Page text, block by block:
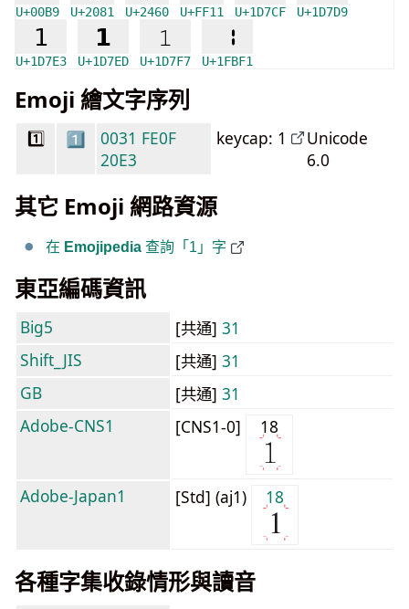
U+00B9 U+2081 U+2460 U+FF11 U+1D7CF U+1D7D9
𝟣
U+1D7E3
𝟭
U+1D7ED
𝟷
U+1D7F7
🯱
U+1FBF1
Emoji 繪文字序列
1️⃣ 0031 FE0F
20E3
keycap: 1
Unicode
6.0
其它 Emoji 網路資源
在 Emojipedia 查詢「1」字
東亞編碼資訊
Big5 [共通] 31
Shift_JIS
[共通] 31
GB
[共通] 31
Adobe-CNS1
[CNS1-0] 18
Adobe-Japan1 [Std] (aj1) 18
各種字集收錄情形與讀音